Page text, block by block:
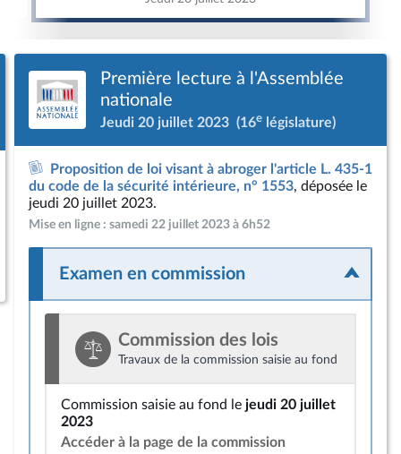
Première lecture à l'Assemblée
nationale
Jeudi 20 juillet 2023 (16e législature)
Proposition de loi visant à abroger l'article L. 435-1
du code de la sécurité intérieure, n° 1553, déposée le
jeudi 20 juillet 2023.
Mise en ligne : samedi 22 juillet 2023 à 6h52
Examen en commission
Commission des lois
Travaux de la commission saisie au fond
Commission saisie au fond le jeudi 20 juillet
2023
Accéder à la page de la commission